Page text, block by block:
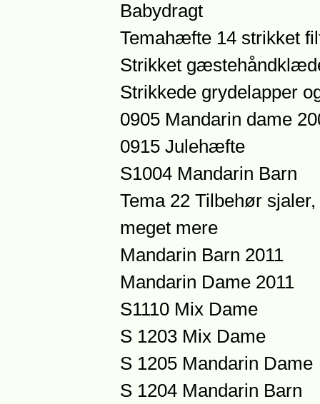
Babydragt
Temahæfte 14 strikket
Strikket
Strikkede grydelapper
0905 Mandarin dame
0915 Julehæfte
S1004 Mandarin Barn
Tema 22 Tilbehør
meget mere
Mandarin Barn 2011
Mandarin Dame 2011
S1110 Mix Dame
S 1203 Mix Dame
S 1205 Mandarin Dame
S 1204 Mandarin Barn